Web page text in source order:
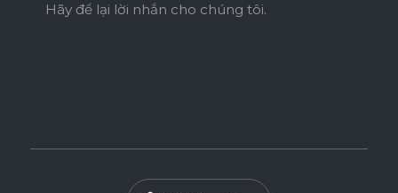
Hãy để lại lời nhắn cho chúng tôi.